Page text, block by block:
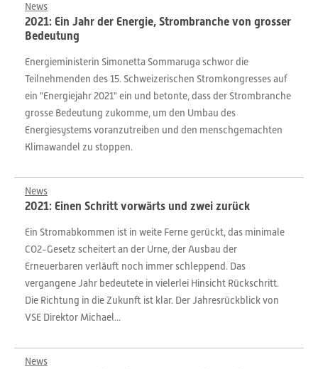
News
2021: Ein Jahr der Energie, Strombranche von grosser
Bedeutung
Energieministerin Simonetta Sommaruga schwor die
Teilnehmenden des 15. Schweizerischen Stromkongresses auf
ein "Energiejahr 2021" ein und betonte, dass der Strombranche
grosse Bedeutung zukomme, um den Umbau des
Energiesystems voranzutreiben und den menschgemachten
Klimawandel zu stoppen.
News
2021: Einen Schritt vorwärts und zwei zurück
Ein Stromabkommen ist in weite Ferne gerückt, das minimale
CO2-Gesetz scheitert an der Urne, der Ausbau der
Erneuerbaren verläuft noch immer schleppend. Das
vergangene Jahr bedeutete in vielerlei Hinsicht Rückschritt.
Die Richtung in die Zukunft ist klar. Der Jahresrückblick von
VSE Direktor Michael...
News